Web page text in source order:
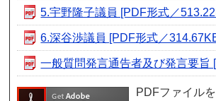
5.宇野隆子議員 [PDF形式／
6.深谷渉議員 [PDF形式／
一般質問発言通告者及び発言要旨
PDFファイル